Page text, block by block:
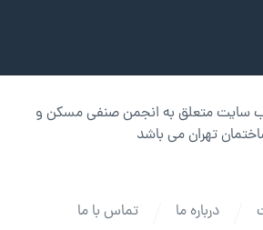
سایت متعلق به انجمن صنفی مسکن و
تهران می باشد
تماس با ما درباره ما